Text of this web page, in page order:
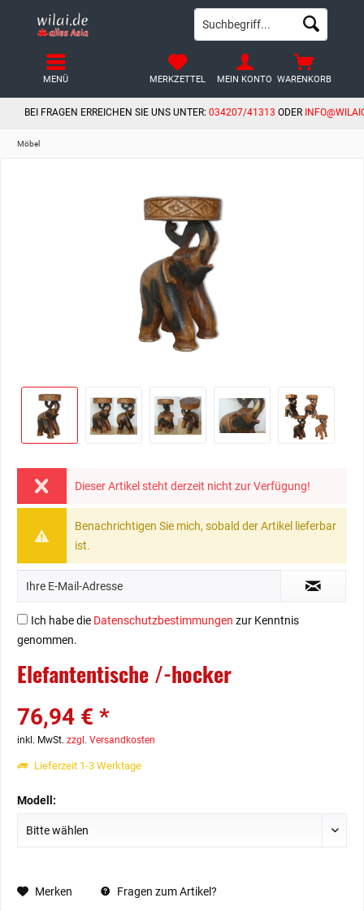
BEI FRAGEN ERREICHEN SIE UNS UNTER: 034207/41313 ODER
WARENKORB
MERKZETTEL MEIN KONTO
MENÜ
Möbel
Dieser Artikel steht derzeit nicht zur Verfügung!
Benachrichtigen Sie mich, sobald der Artikel lieferbar
ist.
Ich habe die Datenschutzbestimmungen zur Kenntnis
genommen.
Elefantentische /-hocker
76,94 € *
inkl. MwSt. zzgl. Versandkosten
Lieferzeit 1-3 Werktage
Modell:
Merken Fragen zum Artikel?